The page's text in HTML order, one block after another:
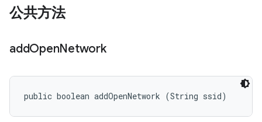
公共方法
addOpenNetwork
public boolean addOpenNetwork (String ssid)